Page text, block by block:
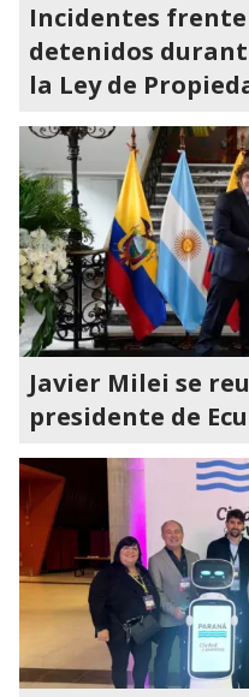
Incidentes frente
detenidos
la Ley de
Javier Milei se
presidente de